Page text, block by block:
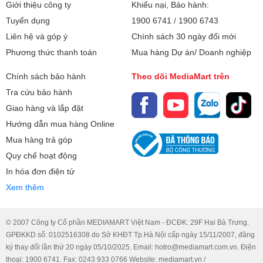
Một điểm cộng khác của iPad A16 11 inch là tích hợp Touch
ID ngay trên nút nguồn, giúp bảo mật thiết bị và mở khóa
nhanh chóng chỉ với một lần chạm. Nhờ khả năng kết nối
linh hoạt cùng hệ điều hành tối ưu, iPad mới này hứa hẹn
sẽ mang đến trải nghiệm sử dụng tiện lợi, phù hợp cho cả
Chụp ảnh, quay video chuyên nghiệp với cụm
camera cao cấp
Video tua nhanh có chống rung
HDR thông minh thế hệ 4
Tự động lấy nét theo pha Focus
Pixels
Định vị ảnh
Tự động chống rung hình ảnh
Tự động chống rung hình ảnh
Chống rung khi quay video
Hiệu chỉnh ống kính
Quay phim:
Đàm thoại: Face Time
WiFi: Wi-Fi 6 (802.11ax) với 2x2 MIMO
Giới thiệu công ty
Tuyển dụng
Liên hệ và góp ý
Phương thức thanh toán
Khiếu nại, Bảo hành:
1900 6741 / 1900 6743
Chính sách 30 ngày đổi mới
Mua hàng Dự án/ Doanh nghiệp
Chính sách bảo hành
Tra cứu bảo hành
Giao hàng và lắp đặt
Hướng dẫn mua hàng Online
Mua hàng trả góp
Quy chế hoạt động
In hóa đơn điện tử
Xem thêm
Theo dõi MediaMart trên
© 2007 Công ty Cổ phần MEDIAMART Việt Nam - ĐCĐK: 29F Hai Bà Trưng.
GPĐKKD số: 0102516308 do Sở KHĐT Tp.Hà Nội cấp ngày 15/11/2007, đăng
ký thay đổi lần thứ 20 ngày 05/10/2025. Email: hotro@mediamart.com.vn. Điện
thoại: 1900 6741. Fax: 0243 933 0766 Website: mediamart.vn /